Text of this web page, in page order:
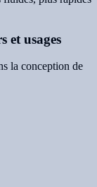
et usages
la conception de